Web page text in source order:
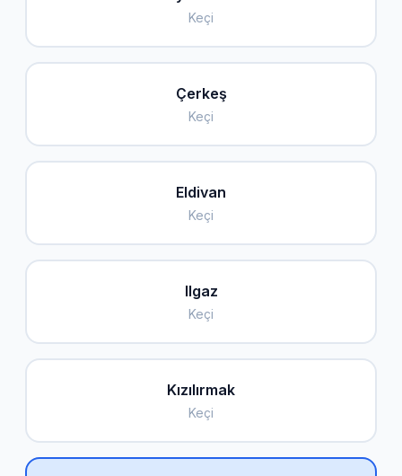
Keçi
Çerkeş
Keçi
Eldivan
Keçi
Ilgaz
Keçi
Kızılırmak
Keçi